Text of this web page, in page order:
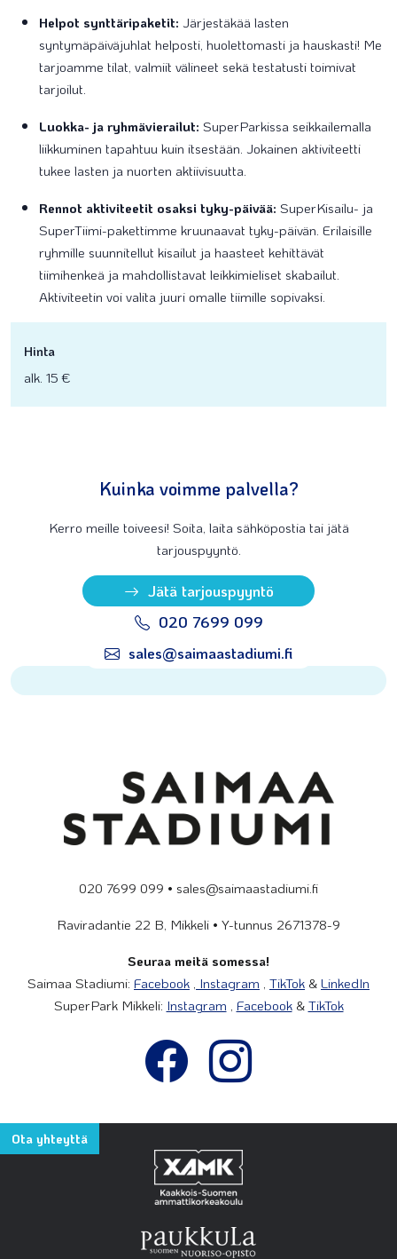
Helpot synttäripaketit: Järjestäkää lasten
syntymäpäiväjuhlat helposti, huolettomasti ja hauskasti! Me
tarjoamme tilat, valmiit välineet sekä testatusti toimivat
tarjoilut.
Luokka- ja ryhmävierailut: SuperParkissa seikkailemalla
liikkuminen tapahtuu kuin itsestään. Jokainen aktiviteetti
tukee lasten ja nuorten aktiivisuutta.
Rennot aktiviteetit osaksi tyky-päivää: SuperKisailu- ja
SuperTiimi-pakettimme kruunaavat tyky-päivän. Erilaisille
ryhmille suunnitellut kisailut ja haasteet kehittävät
tiimihenkeä ja mahdollistavat leikkimieliset skabailut.
Aktiviteetin voi valita juuri omalle tiimille sopivaksi.
Hinta
alk. 15 €
Kuinka voimme palvella?
Kerro meille toiveesi! Soita, laita sähköpostia tai jätä
tarjouspyyntö.
Jätä tarjouspyyntö
020 7699 099
sales@saimaastadiumi.fi
020 7699 099 • sales@saimaastadiumi.fi
Raviradantie 22 B, Mikkeli • Y-tunnus 2671378-9
Seuraa meitä somessa!
Saimaa Stadiumi: Facebook , Instagram , TikTok & LinkedIn
SuperPark Mikkeli: Instagram , Facebook& TikTok
Ota yhteyttä